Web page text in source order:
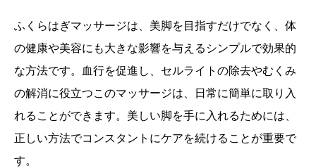
ふくらはぎマッサージは、美脚を目指すだけでなく、体
の健康や美容にも大きな影響を与えるシンプルで効果的
な方法です。血行を促進し、セルライトの除去やむくみ
の解消に役立つこのマッサージは、日常に簡単に取り入
れることができます。美しい脚を手に入れるためには、
正しい方法でコンスタントにケアを続けることが重要で
す。